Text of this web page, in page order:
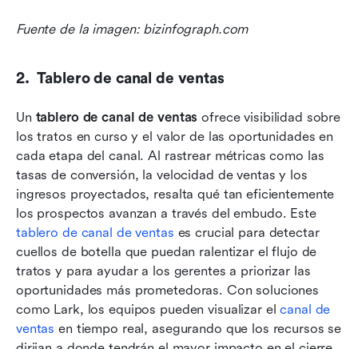
Fuente de la imagen: bizinfograph.com
2.  Tablero de canal de ventas
Un tablero de canal de ventas ofrece visibilidad sobre
los tratos en curso y el valor de las oportunidades en
cada etapa del canal. Al rastrear métricas como las
tasas de conversión, la velocidad de ventas y los
ingresos proyectados, resalta qué tan eficientemente
los prospectos avanzan a través del embudo. Este
tablero de canal de ventas es crucial para detectar
cuellos de botella que puedan ralentizar el flujo de
tratos y para ayudar a los gerentes a priorizar las
oportunidades más prometedoras. Con soluciones
como Lark, los equipos pueden visualizar el canal de
ventas en tiempo real, asegurando que los recursos se